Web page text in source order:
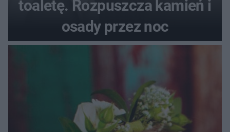
toaletę. Rozpuszcza kamień i
osady przez noc